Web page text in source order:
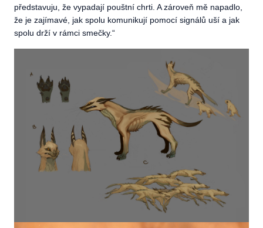
představuju, že vypadají pouštní chrti. A zároveň mě napadlo,
že je zajímavé, jak spolu komunikují pomocí signálů uší a jak
spolu drží v rámci smečky.“